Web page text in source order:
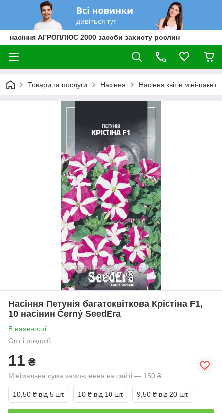
насіння АГРОПЛЮС 2000 засоби захисту рослин
Товари та послуги Насіння Насіння квітів міні-пакет
Насіння Петунія багатоквіткова Крістіна F1,
10 насінин Černý SeedEra
В наявності
Опт і роздріб
11 ₴
Мінімальна сума замовлення на сайті — 150 ₴
10,50 ₴ від 5 шт. 10 ₴ від 10 шт. 9,50 ₴ від 20 шт.